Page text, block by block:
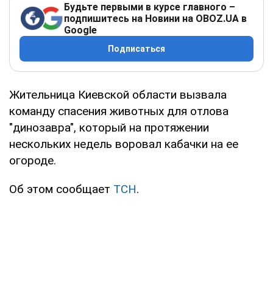
Будьте первыми в курсе главного –
подпишитесь на Новини на OBOZ.UA в
Google
Подписаться
Жительница Киевской области вызвала
команду спасения животных для отлова
"динозавра", который на протяжении
нескольких недель воровал кабачки на ее
огороде.
Об этом сообщает ТСН.